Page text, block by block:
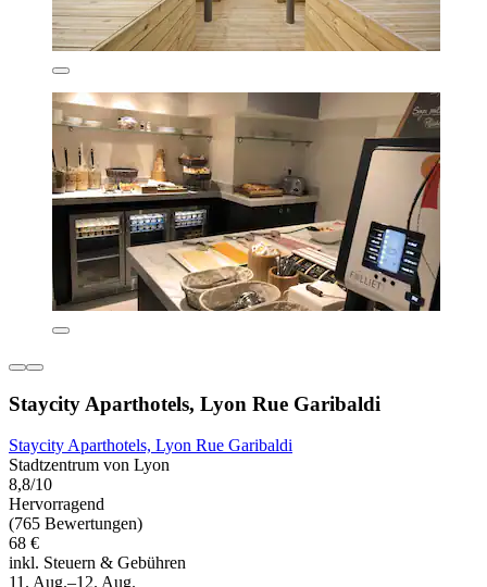
Staycity Aparthotels, Lyon Rue Garibaldi
Staycity Aparthotels, Lyon Rue Garibaldi
Stadtzentrum von Lyon
8,8/10
Hervorragend
(765 Bewertungen)
68 €
inkl. Steuern & Gebühren
11. Aug.–12. Aug.